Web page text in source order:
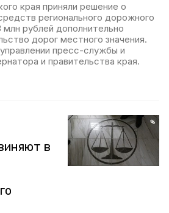
края приняли решение о
регионального дорожного
рублей дополнительно
дорог местного значения.
пресс-службы и
и правительства края.
в